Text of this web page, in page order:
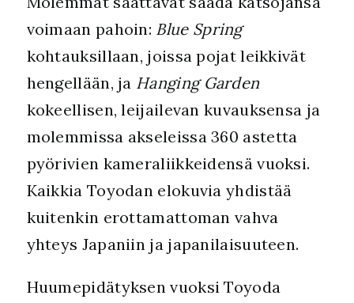
voimaan pahoin: Blue Spring
kohtauksillaan, joissa pojat leikkivät
hengellään, ja Hanging Garden
kokeellisen, leijailevan kuvauksensa ja
molemmissa akseleissa 360 astetta
pyörivien kameraliikkeidensä vuoksi.
Kaikkia Toyodan elokuvia yhdistää
kuitenkin erottamattoman vahva
yhteys Japaniin ja japanilaisuuteen.
Huumepidätyksen vuoksi Toyoda